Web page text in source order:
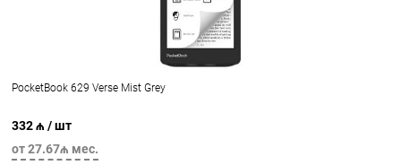
PocketBook 629 Verse Mist Grey
332 ₼ / шт
от 27.67₼ мес.